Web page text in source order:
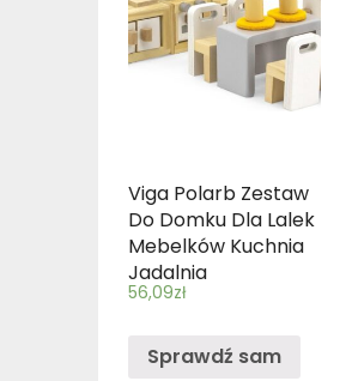
Viga Polarb Zestaw
Do Domku Dla Lalek
Mebelków Kuchnia
Jadalnia
56,09zł
Sprawdź sam